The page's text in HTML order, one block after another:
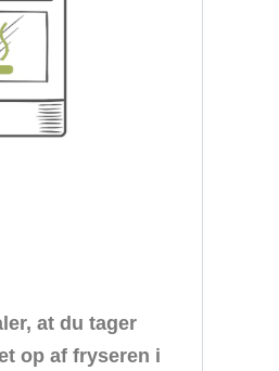
at du tager
op af fryseren i